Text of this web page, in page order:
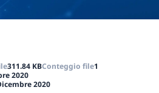
311.84 KBConteggio file1
2020
2020